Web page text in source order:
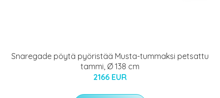
Snaregade pöytä pyöristää Musta-tummaksi petsattu
tammi, Ø 138 cm
2166 EUR